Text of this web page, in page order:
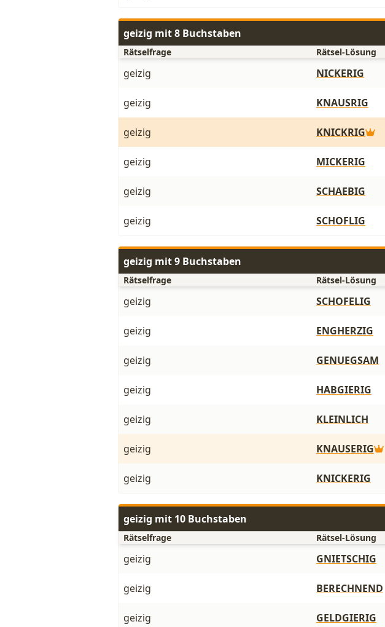
geizig mit 8 Buchstaben
Rätselfrage Rätsel-Lösung
geizig NICKERIG
geizig KNAUSRIG
geizig KNICKRIG
geizig MICKERIG
geizig SCHAEBIG
geizig SCHOFLIG
geizig mit 9 Buchstaben
Rätselfrage Rätsel-Lösung
geizig SCHOFELIG
geizig ENGHERZIG
geizig GENUEGSAM
geizig HABGIERIG
geizig KLEINLICH
geizig KNAUSERIG
geizig KNICKERIG
geizig mit 10 Buchstaben
Rätselfrage Rätsel-Lösung
geizig GNIETSCHIG
geizig BERECHNEND
geizig GELDGIERIG